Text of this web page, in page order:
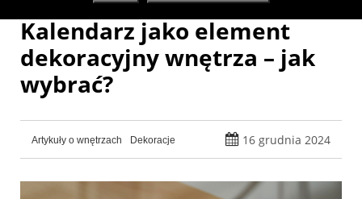
Kalendarz jako element
dekoracyjny wnętrza – jak
wybrać?
Artykuły o wnętrzach Dekoracje 16 grudnia 2024